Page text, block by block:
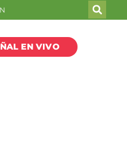
EN VIVO